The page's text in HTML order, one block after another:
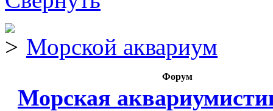
Морской аквариум
Форум
Морская